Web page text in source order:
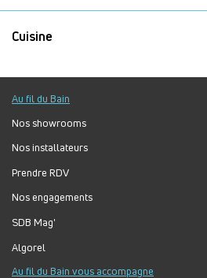
Cuisine
Au fil du Bain
Nos showrooms
Nos installateurs
Prendre RDV
Nos engagements
SDB Mag'
Algorel
Au fil du Bain vous accompagne